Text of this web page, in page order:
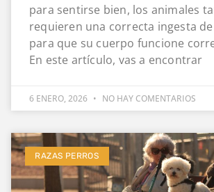
para sentirse bien, los animales
requieren una correcta ingesta
para que su cuerpo funcione
En este artículo, vas a encontrar
6 ENERO, 2026 NO HAY COMENTARIOS
RAZAS PERROS